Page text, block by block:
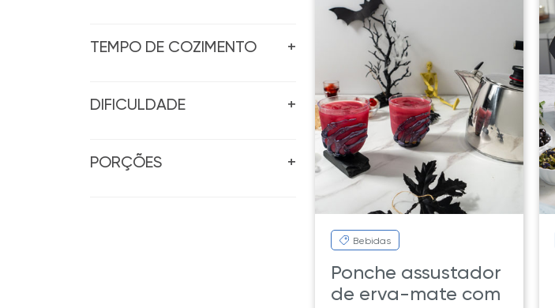
TEMPO DE COZIMENTO +
DIFICULDADE +
PORÇÕES +
Bebidas
Ponche assustador
de erva-mate com